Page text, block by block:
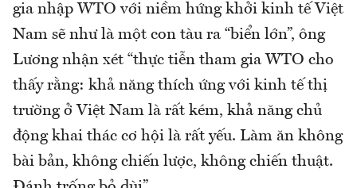
gia nhập WTO với niềm hứng khởi kinh tế Việt
Nam sẽ như là một con tàu ra “biển lớn”, ông
Lương nhận xét “thực tiễn tham gia WTO cho
thấy rằng: khả năng thích ứng với kinh tế thị
trường ở Việt Nam là rất kém, khả năng chủ
động khai thác cơ hội là rất yếu. Làm ăn không
bài bản, không chiến lược, không chiến thuật.